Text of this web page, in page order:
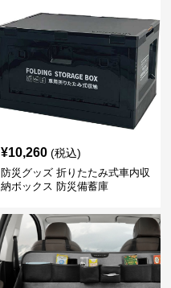
¥10,260 (税込)
防災グッズ 折りたたみ式車内収
納ボックス 防災備蓄庫